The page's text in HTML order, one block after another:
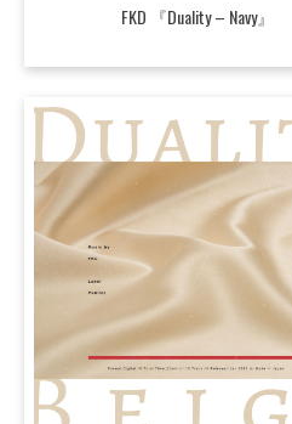
FKD 『Duality – Navy』